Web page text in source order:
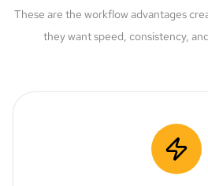
These are the workflow advantages
they want speed, consistency,